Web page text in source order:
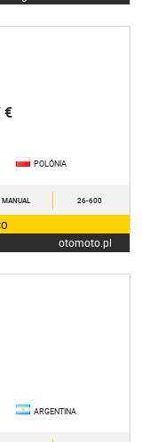
€
POLÓNIA
MANUAL 26-600
otomoto.pl
ARGENTINA